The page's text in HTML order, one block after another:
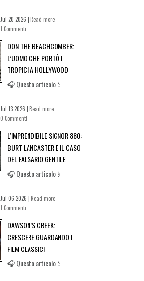
Jul 20 2026 | Read more
1 Commenti
DON THE BEACHCOMBER:
L’UOMO CHE PORTÒ I
TROPICI A HOLLYWOOD
🎧 Questo articolo è
Jul 13 2026 | Read more
0 Commenti
L’IMPRENDIBILE SIGNOR 880:
BURT LANCASTER E IL CASO
DEL FALSARIO GENTILE
🎧 Questo articolo è
Jul 06 2026 | Read more
1 Commenti
DAWSON’S CREEK:
CRESCERE GUARDANDO I
FILM CLASSICI
🎧 Questo articolo è